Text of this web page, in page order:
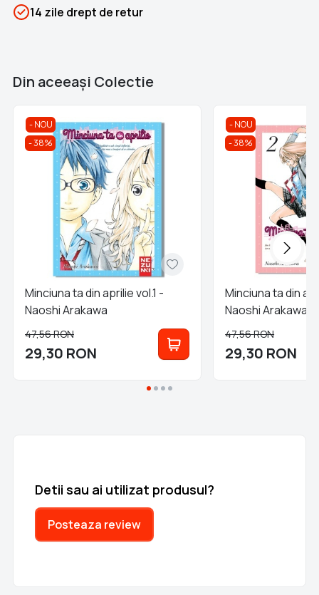
Categorii
Liber la citit!
14 zile drept de retur
Din aceeaşi Colectie
NOU
38%
Minciuna ta din aprilie vol.1 -
Naoshi Arakawa
29,30 RON
47,56RON
NOU
38%
Minciuna ta din
Naoshi Arakawa
29,30 RON
47,56RON
Detii sau ai utilizat produsul?
Posteaza review